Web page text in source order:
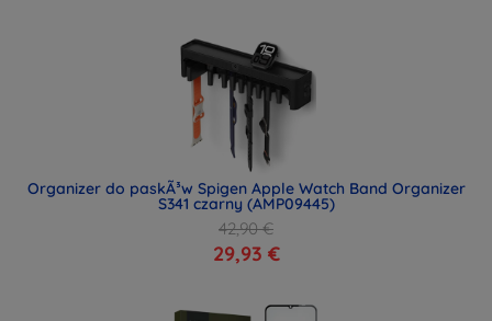
Organizer do paskÃ³w Spigen Apple Watch Band Organizer
S341 czarny (AMP09445)
42,90 €
29,93 €